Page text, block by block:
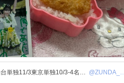
ずんだ茜 a.k.a高宮茜🫛9/5仙台単独11/3東京単独10/3-4名古屋16-17宇都宮主催